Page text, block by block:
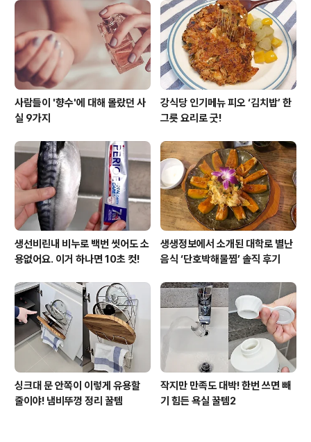
사람들이 '향수'에 대해 몰랐던 사
실 9가지
강식당 인기메뉴 피오 ‘김치밥’ 한
그릇 요리로 굿!
생선비린내 비누로 백번 씻어도 소
용없어요. 이거 하나면 10초 컷!
생생정보에서 소개된 대학로 별난
음식 ‘단호박해물찜’ 솔직 후기
싱크대 문 안쪽이 이렇게 유용할
줄이야! 냄비뚜껑 정리 꿀템
작지만 만족도 대박! 한번 쓰면 빼
기 힘든 욕실 꿀템2